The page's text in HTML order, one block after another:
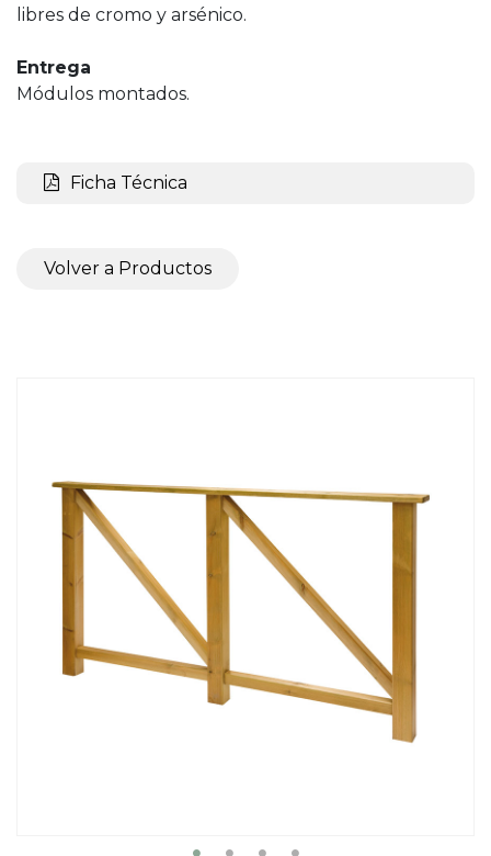
libres de cromo y arsénico.
Entrega
Módulos montados.
Ficha Técnica
Volver a Productos